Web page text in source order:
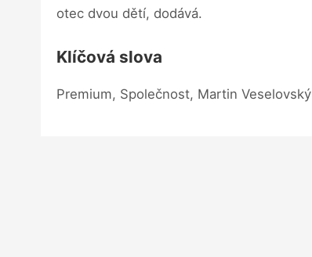
otec dvou dětí, dodává.
Klíčová slova
Premium, Společnost, Martin Veselovský